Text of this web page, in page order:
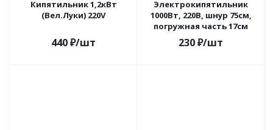
Кипятильник 1,2кВт
(Вел.Луки) 220V
440₽/шт
Электрокипятильник
1000Вт, 220В, шнур 75см,
погружная часть 17см
230₽/шт